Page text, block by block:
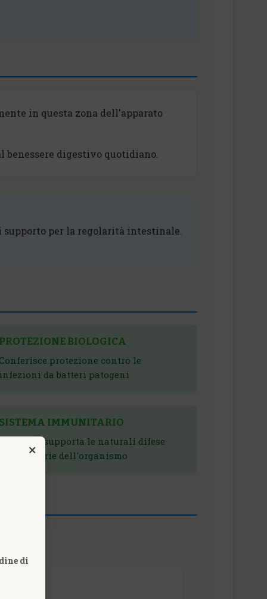
in questa zona dell'apparato
benessere digestivo quotidiano.
per la regolarità intestinale.
BIOLOGICA
protezione contro le
da batteri patogeni
IMMUNITARIO
e supporta le naturali difese
dell'organismo
×
di